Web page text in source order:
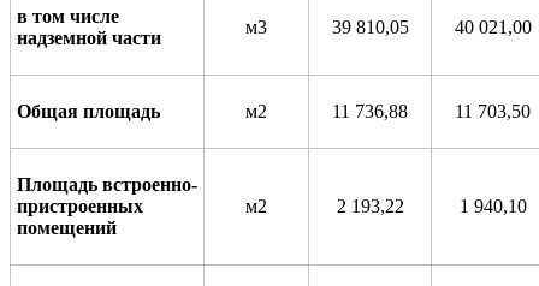
в том числе
надземной части
м3 39 810,05 40 021,00
Общая площадь м2 11 736,88 11 703,50
Площадь встроенно-
пристроенных
помещений
м2 2 193,22 1 940,10